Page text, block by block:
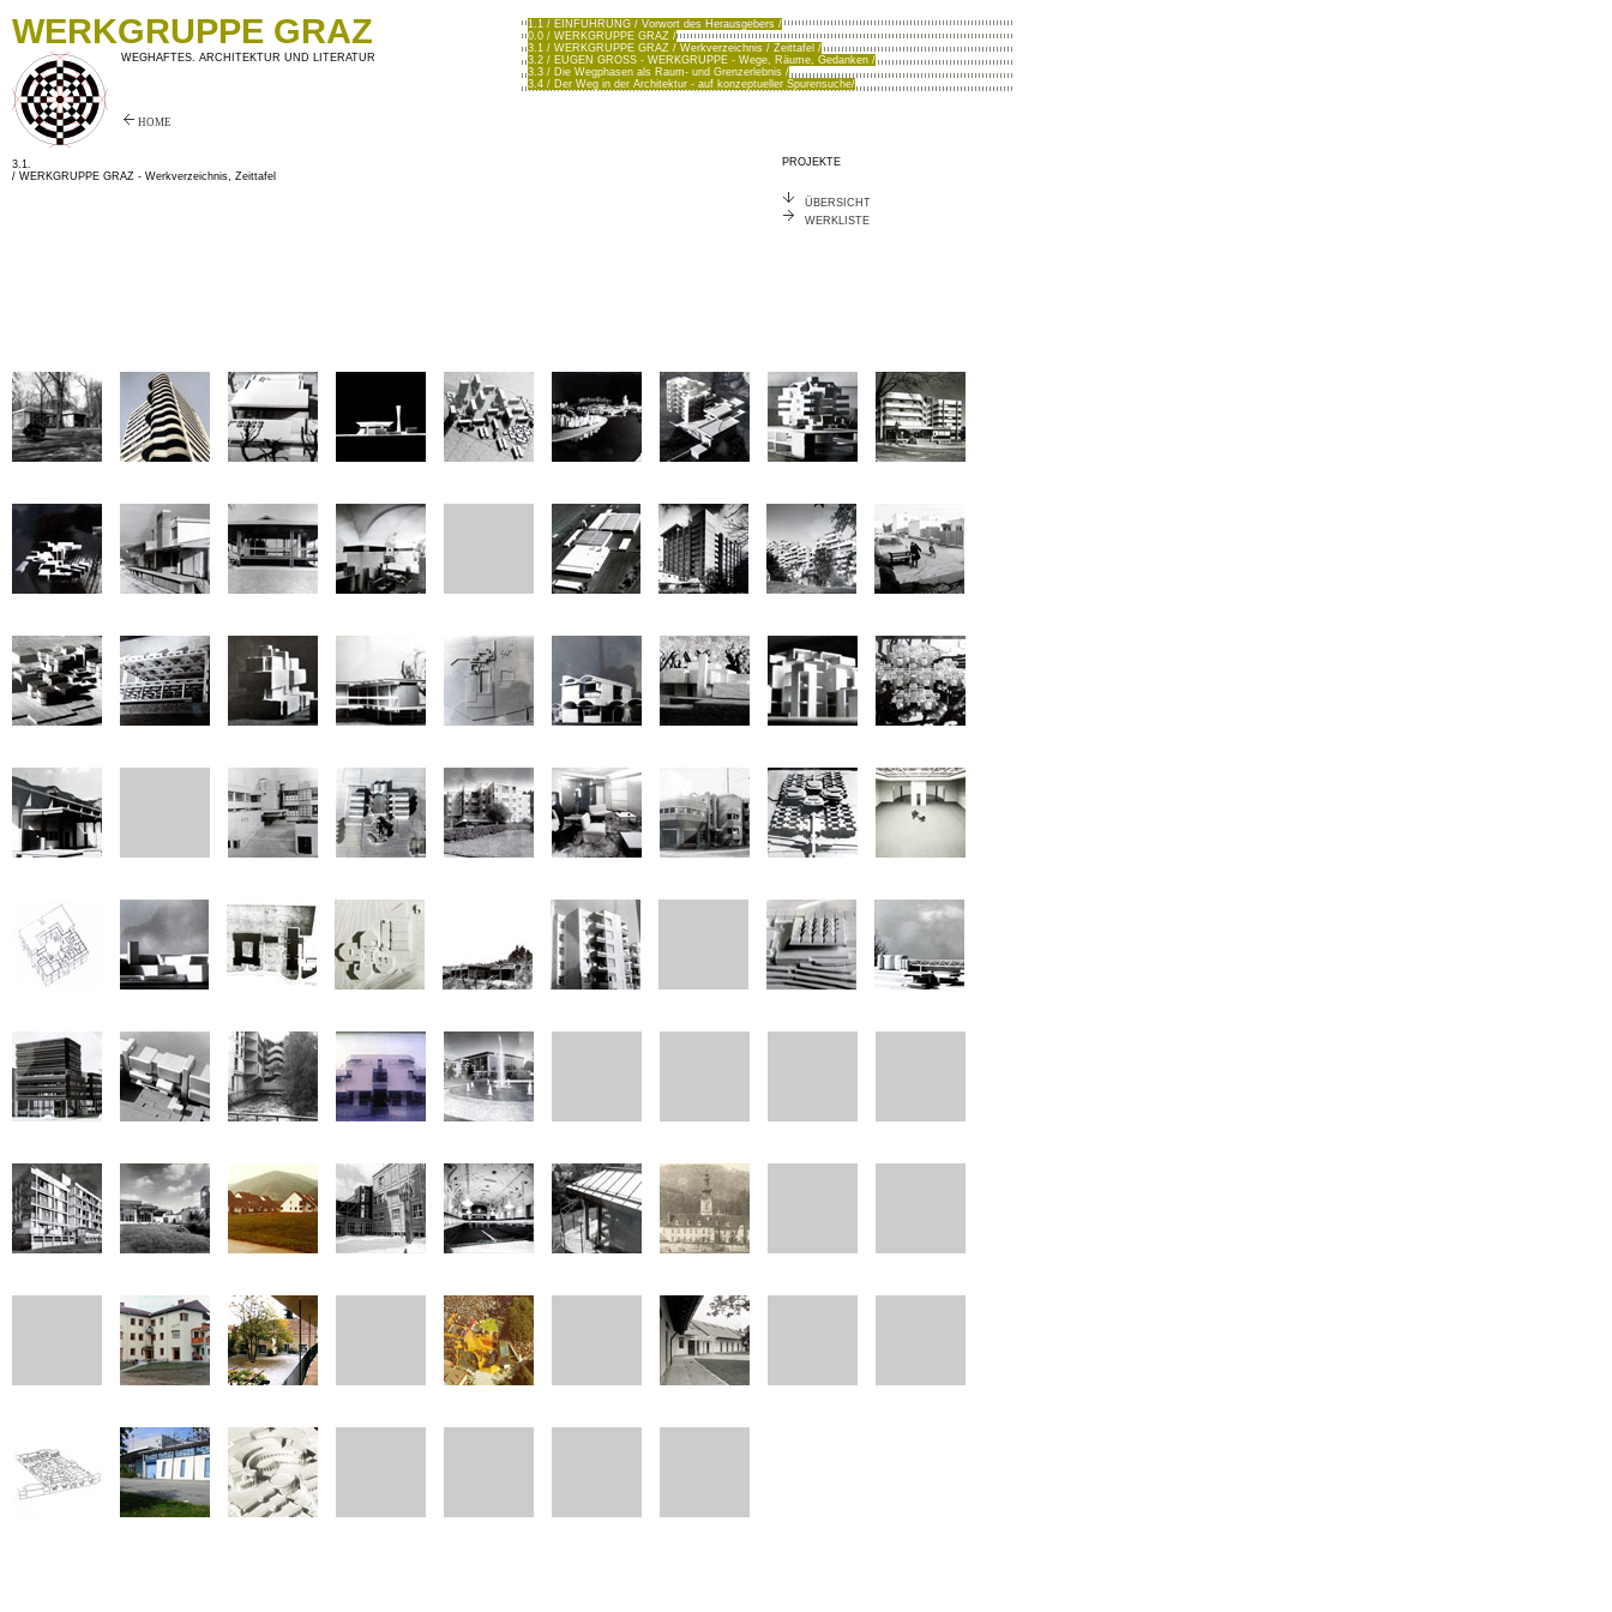
WERKGRUPPE GRAZ
WEGHAFTES. ARCHITEKTUR UND LITERATUR
HOME
3.1.
/ WERKGRUPPE GRAZ - Werkverzeichnis, Zeittafel
1.1 / EINFÜHRUNG / Vorwort des Herausgebers /
0.0 / WERKGRUPPE GRAZ /
3.1 / WERKGRUPPE GRAZ / Werkverzeichnis / Zeittafel /
3.2 / EUGEN GROSS - WERKGRUPPE - Wege, Räume, Gedanken /
3.3 / Die Wegphasen als Raum- und Grenzerlebnis /
3.4 / Der Weg in der Architektur - auf konzeptueller Spurensuche/
PROJEKTE
ÜBERSICHT
WERKLISTE